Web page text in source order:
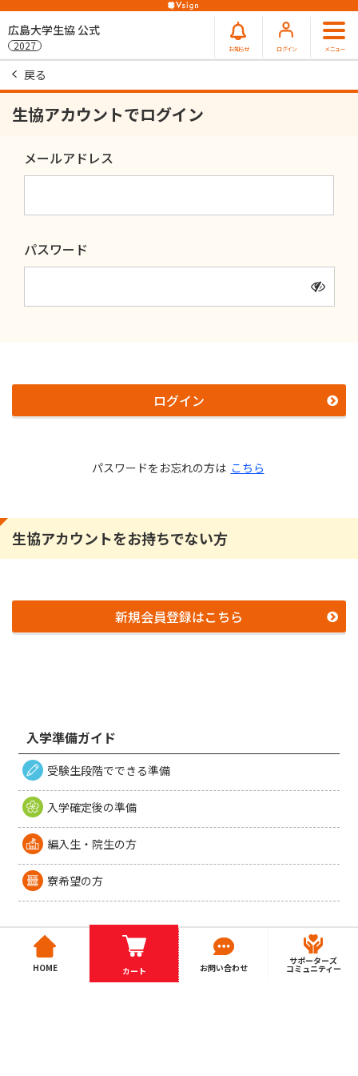
広島大学生協 公式
2027 お知らせ ログイン メニュー
戻る
生協アカウントでログイン
メールアドレス
パスワード
ログイン
パスワードをお忘れの方は こちら
生協アカウントをお持ちでない方
新規会員登録はこちら
入学準備ガイド
受験生段階でできる準備
入学確定後の準備
編入生・院生の方
寮希望の方
HOME カート お問い合わせ
サポーターズ
コミュニティー